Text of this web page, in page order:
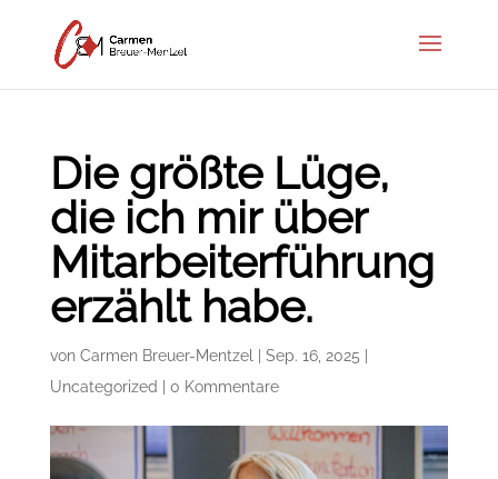
Die größte Lüge,
die ich mir über
Mitarbeiterführung
erzählt habe.
von Carmen Breuer-Mentzel Sep. 16, 2025
Uncategorized
0 Kommentare